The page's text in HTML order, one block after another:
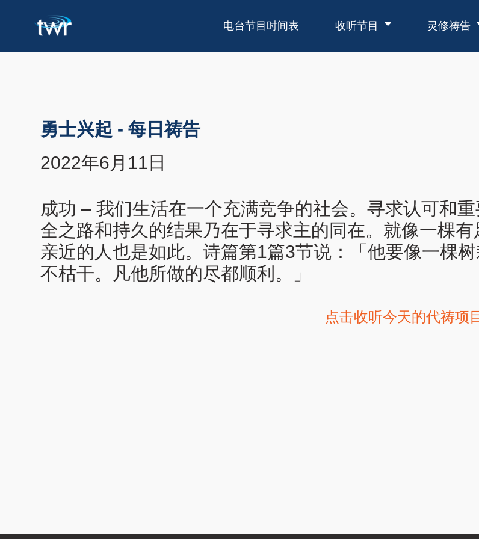
电台节目时间表 收听节目 灵修祷告
勇士兴起 - 每日祷告
2022年6月11日
成功 – 我们生活在一个充满竞争的社会。寻求认可和
全之路和持久的结果乃在于寻求主的同在。就像一棵
亲近的人也是如此。诗篇第1篇3节说：「他要像一棵
不枯干。凡他所做的尽都顺利。」
点击收听今天的代祷项